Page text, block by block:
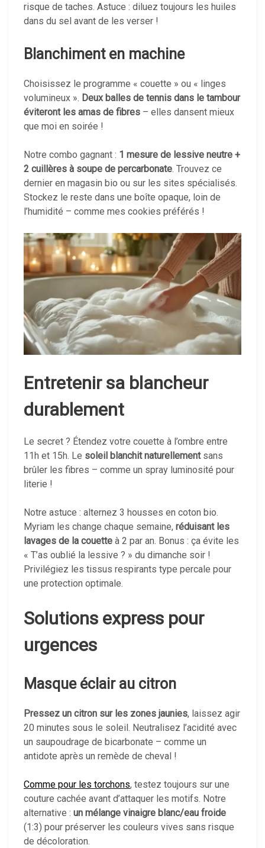
risque de taches. Astuce : diluez toujours les huiles
dans du sel avant de les verser !
Blanchiment en machine
Choisissez le programme « couette » ou « linges
volumineux ». Deux balles de tennis dans le tambour
éviteront les amas de fibres – elles dansent mieux
que moi en soirée !
Notre combo gagnant : 1 mesure de lessive neutre +
2 cuillères à soupe de percarbonate. Trouvez ce
dernier en magasin bio ou sur les sites spécialisés.
Stockez le reste dans une boîte opaque, loin de
l’humidité – comme mes cookies préférés !
Entretenir sa blancheur
durablement
Le secret ? Étendez votre couette à l’ombre entre
11h et 15h. Le soleil blanchit naturellementsans
brûler les fibres – comme un spray luminosité pour
literie !
Notre astuce : alternez 3 housses en coton bio.
Myriam les change chaque semaine, réduisant les
lavages de la couette à 2 par an. Bonus : ça évite les
« T’as oublié la lessive ? » du dimanche soir !
Privilégiez les tissus respirants type percale pour
une protection optimale.
Solutions express pour
urgences
Masque éclair au citron
Pressez un citron sur les zones jaunies, laissez agir
20 minutes sous le soleil. Neutralisez l’acidité avec
un saupoudrage de bicarbonate – comme un
antidote après un remède de cheval !
Comme pour les torchons, testez toujours sur une
couture cachée avant d’attaquer les motifs. Notre
alternative : un mélange vinaigre blanc/eau froide
(1:3) pour préserver les couleurs vives sans risque
de décoloration.